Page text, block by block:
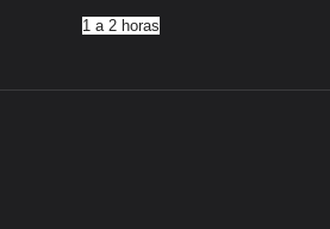
1 a 2 horas